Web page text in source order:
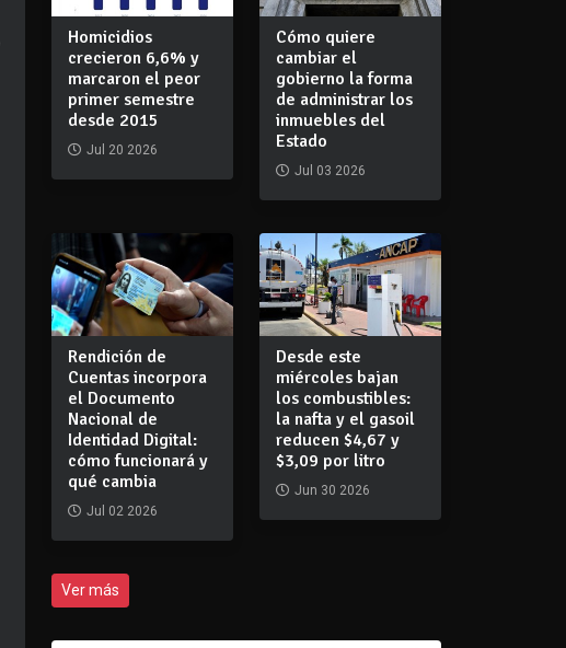
Homicidios
crecieron 6,6% y
marcaron el peor
primer semestre
desde 2015
Jul 20 2026
Cómo quiere
cambiar el
gobierno la forma
de administrar los
inmuebles del
Estado
Jul 03 2026
Rendición de
Cuentas incorpora
el Documento
Nacional de
Identidad Digital:
cómo funcionará y
qué cambia
Jul 02 2026
Desde este
miércoles bajan
los combustibles:
la nafta y el gasoil
reducen $4,67 y
$3,09 por litro
Jun 30 2026
Ver más